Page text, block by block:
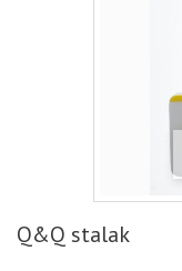
Q&Q stalak